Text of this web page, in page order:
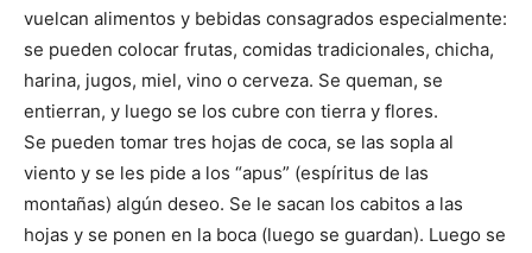
vuelcan alimentos y bebidas consagrados especialmente:
se pueden colocar frutas, comidas tradicionales, chicha,
harina, jugos, miel, vino o cerveza. Se queman, se
entierran, y luego se los cubre con tierra y flores.
Se pueden tomar tres hojas de coca, se las sopla al
viento y se les pide a los “apus” (espíritus de las
montañas) algún deseo. Se le sacan los cabitos a las
hojas y se ponen en la boca (luego se guardan). Luego se